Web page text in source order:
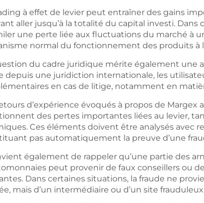
à effet de levier peut entraîner des gains
aller jusqu’à la totalité du capital investi.
une perte liée aux fluctuations du marché à
normal du fonctionnement des produits à
du cadre juridique mérite également une
depuis une juridiction internationale, les
en cas de litige, notamment en
d’expérience évoqués à propos de Margex
des pertes importantes liées au levier,
Ces éléments doivent être analysés avec
pas automatiquement la preuve d’une
également de rappeler qu’une partie des
peut provenir de faux conseillers ou
Dans certaines situations, la fraude ne
mais d’un intermédiaire ou d’un site